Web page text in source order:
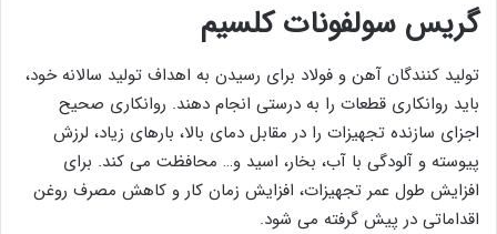
گریس سولفونات کلسیم
تولید کنندگان آهن و فولاد برای رسیدن به اهداف تولید سالانه خود،
باید روانکاری قطعات را به درستی انجام دهند. روانکاری صحیح
اجزای سازنده تجهیزات را در مقابل دمای بالا، بارهای زیاد، لرزش
پیوسته و آلودگی با آب، بخار، اسید و… محافظت می کند. برای
افزایش طول عمر تجهیزات، افزایش زمان کار و کاهش مصرف روغن
اقداماتی در پیش گرفته می شود.